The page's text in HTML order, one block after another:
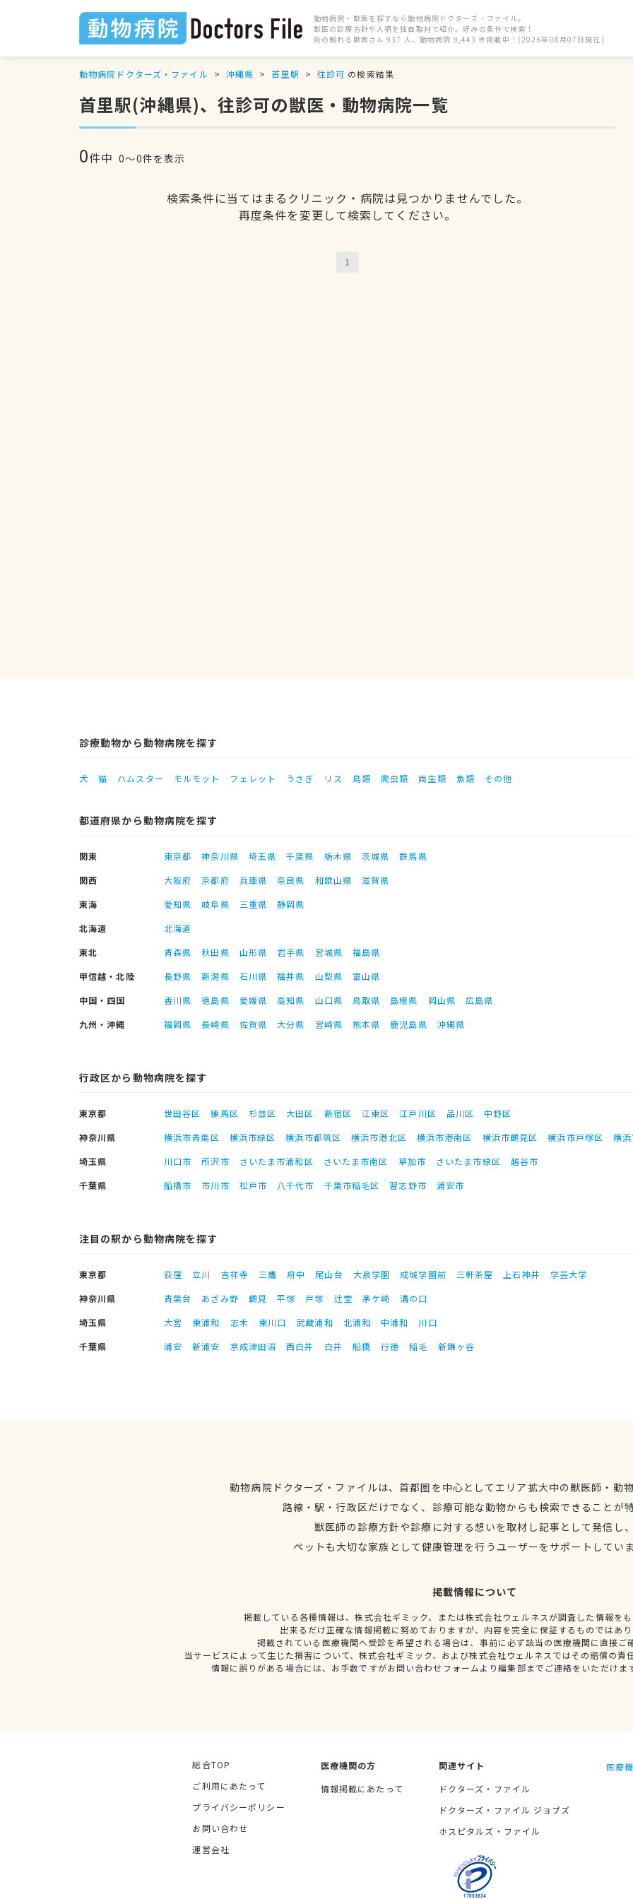
動物病院・獣医を探すなら動物病院ドクターズ・ファイル。
獣医の診療方針や人柄を独自取材で紹介。好みの条件で検索！
街の頼れる獣医さん 937 人、動物病院 9,443 件掲載中！(2026年08月07日現在)
動物病院ドクターズ・ファイル 沖縄県 首里駅 往診可 の検索結果
首里駅(沖縄県)、往診可の獣医・動物病院一覧
0件中 0〜0件を表示
検索条件に当てはまるクリニック・病院は見つかりませんでした。
再度条件を変更して検索してください。
1
診療動物から動物病院を探す
犬 猫 ハムスター モルモット フェレット うさぎ リス 鳥類 爬虫類 両生類 魚類 その他
都道府県から動物病院を探す
関東 東京都 神奈川県 埼玉県 千葉県 栃木県 茨城県
群馬県
関西
大阪府 京都府 兵庫県 奈良県 和歌山県
滋賀県
東海
愛知県 岐阜県 三重県
静岡県
北海道
北海道
東北
青森県 秋田県 山形県 岩手県 宮城県
福島県
甲信越・北陸
長野県 新潟県 石川県 福井県 山梨県
富山県
中国・四国
香川県 徳島県 愛媛県 高知県 山口県 鳥取県 島根県 岡山県
広島県
九州・沖縄
福岡県 長崎県 佐賀県 大分県 宮崎県 熊本県 鹿児島県 沖縄県
行政区から動物病院を探す
東京都 世田谷区 練馬区 杉並区 大田区 新宿区 江東区 江戸川区 品川区
中野区
神奈川県
横浜市青葉区 横浜市緑区 横浜市都筑区 横浜市港北区 横浜市港南区 横浜市鶴見区 横浜市戸塚区
横
埼玉県
川口市 所沢市 さいたま市浦和区 さいたま市南区 草加市 さいたま市緑区
越谷市
千葉県
船橋市 市川市 松戸市 八千代市 千葉市稲毛区 習志野市 浦安市
注目の駅から動物病院を探す
東京都 荻窪 立川 吉祥寺 三鷹 府中 尾山台 大泉学園 成城学園前 三軒茶屋 上石神井
学芸大学
神奈川県
青葉台 あざみ野 鶴見 平塚 戸塚 辻堂 茅ケ崎
溝の口
埼玉県
大宮 東浦和 志木 東川口 武蔵浦和 北浦和 中浦和
川口
千葉県
浦安 新浦安 京成津田沼 西白井 白井 船橋 行徳 稲毛 新鎌ヶ谷
動物病院ドクターズ・ファイルは、首都圏を中心としてエリア拡大中の獣医師・動
路線・駅・行政区だけでなく、診療可能な動物からも検索できることが
獣医師の診療方針や診療に対する想いを取材し記事として発信し
ペットも大切な家族として健康管理を行うユーザーをサポートしてい
掲載情報について
掲載している各種情報は、株式会社ギミック、または株式会社ウェルネスが調査した情報を
出来るだけ正確な情報掲載に努めておりますが、内容を完全に保証するものではあ
掲載されている医療機関へ受診を希望される場合は、事前に必ず該当の医療機関に直接ご
当サービスによって生じた損害について、株式会社ギミック、および株式会社ウェルネスではその賠償の責
情報に誤りがある場合には、お手数ですがお問い合わせフォームより編集部までご連絡をいただけま
総合TOP
ご利用にあたって
プライバシーポリシー
お問い合わせ
運営会社
医療機関の方
情報掲載にあたって
関連サイト
ドクターズ・ファイル
ドクターズ・ファイル ジョブズ
ホスピタルズ・ファイル
医療